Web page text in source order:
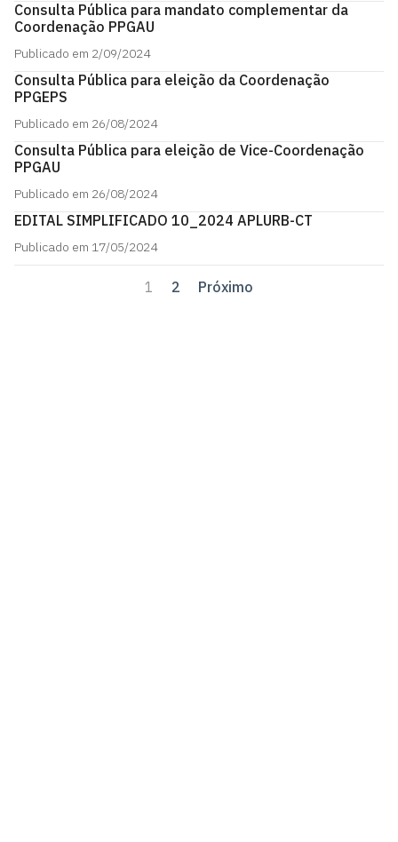
Consulta Pública para mandato complementar da
Coordenação PPGAU
Publicado em 2/09/2024
Consulta Pública para eleição da Coordenação
PPGEPS
Publicado em 26/08/2024
Consulta Pública para eleição de Vice-Coordenação
PPGAU
Publicado em 26/08/2024
EDITAL SIMPLIFICADO 10_2024 APLURB-CT
Publicado em 17/05/2024
1 2 Próximo